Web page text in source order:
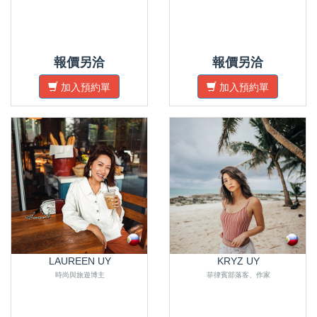
報價另洽
加入預約單
報價另洽
加入預約單
LAUREEN UY
時尚與旅遊博主
KRYZ UY
菲律賓部落客、作家